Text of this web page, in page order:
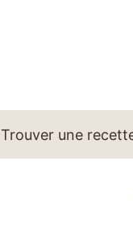
Trouver une